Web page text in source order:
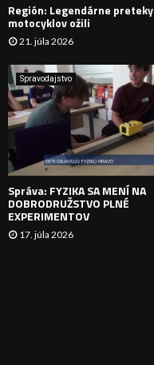
Región: Legendárne preteky
motocyklov ožili
21. júla 2026
Spravodajstvo
Správa: FYZIKA SA MENÍ NA
DOBRODRUŽSTVO PLNÉ
EXPERIMENTOV
17. júla 2026